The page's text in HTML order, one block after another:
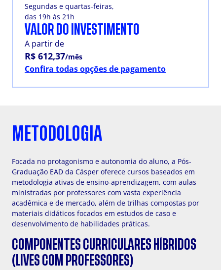
Segundas e quartas-feiras,
das 19h às 21h
VALOR DO INVESTIMENTO
A partir de
R$ 612,37/mês
Confira todas opções de pagamento
METODOLOGIA
Focada no protagonismo e autonomia do aluno, a Pós-
Graduação EAD da Cásper oferece cursos baseados em
metodologia ativas de ensino-aprendizagem, com aulas
ministradas por professores com vasta experiência
acadêmica e de mercado, além de trilhas compostas por
materiais didáticos focados em estudos de caso e
desenvolvimento de habilidades práticas.
COMPONENTES CURRICULARES HÍBRIDOS
(LIVES COM PROFESSORES)